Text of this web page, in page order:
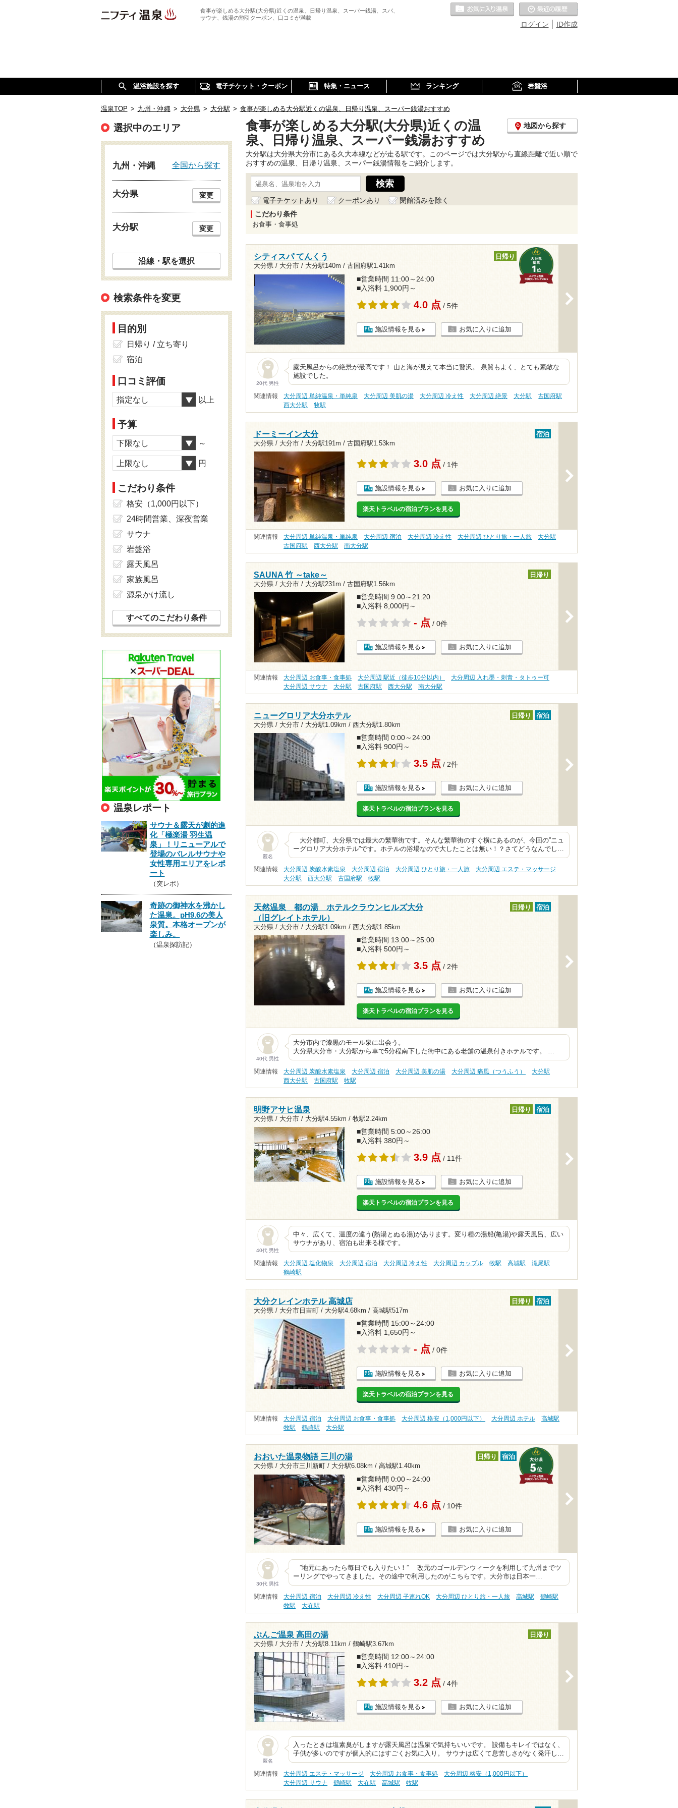
食事が楽しめる大分駅(大分県)近くの温泉、日帰り温泉、スーパー銭湯、スパ、
サウナ、銭湯の割引クーポン、口コミが満載
ID作成
ログイン
お気に入りの温泉
温浴施設を探す 電子チケット・クーポン 特集・ニュース ランキング 岩盤浴
温泉TOP > 九州・沖縄 > 大分県 > 大分駅 > 食事が楽しめる大分駅近くの温泉、日帰り温泉、スーパー銭湯おすすめ
食事が楽しめる大分駅(大分県)近くの温
泉、日帰り温泉、スーパー銭湯おすすめ
地図から探す
大分駅は大分県大分市にある久大本線などが走る駅です。このページでは大分駅から直線距離で近い順で
おすすめの温泉、日帰り温泉、スーパー銭湯情報をご紹介します。
電子チケットあり クーポンあり
閉館済みを除く
こだわり条件
お食事・食事処
シティスパ てんくう
大分県 / 大分市 / 大分駅140m / 古国府駅1.41km
日帰り
■営業時間 11:00～24:00
■入浴料 1,900円～
4.0 点 / 5件
施設情報を見る お気に入りに追加
20代 男性
露天風呂からの絶景が最高です！ 山と海が見えて本当に贅沢。 泉質もよく、とても素敵な
施設でした。
関連情報 大分周辺 単純温泉・単純泉 大分周辺 美肌の湯 大分周辺 冷え性 大分周辺 絶景 大分駅
古国府駅
西大分駅
牧駅
ドーミーイン大分
大分県 / 大分市 / 大分駅191m / 古国府駅1.53km
宿泊
3.0 点 / 1件
施設情報を見る お気に入りに追加
楽天トラベルの宿泊プランを見る
関連情報 大分周辺 単純温泉・単純泉 大分周辺 宿泊 大分周辺 冷え性 大分周辺 ひとり旅・一人旅
大分駅
古国府駅
西大分駅 南大分駅
SAUNA 竹 ～take～
大分県 / 大分市 / 大分駅231m / 古国府駅1.56km
日帰り
■営業時間 9:00～21:20
■入浴料 8,000円～
- 点 / 0件
施設情報を見る お気に入りに追加
関連情報 大分周辺 お食事・食事処 大分周辺 駅近（徒歩10分以内）
大分周辺 入れ墨・刺青・タトゥー可
大分周辺 サウナ
大分駅 古国府駅 西大分駅 南大分駅
ニューグロリア大分ホテル
大分県 / 大分市 / 大分駅1.09km / 西大分駅1.80km
日帰り 宿泊
■営業時間 0:00～24:00
■入浴料 900円～
3.5 点 / 2件
施設情報を見る お気に入りに追加
楽天トラベルの宿泊プランを見る
匿名
大分都町、大分県では最大の繁華街です。そんな繁華街のすぐ横にあるのが、今回の”ニュ
ーグロリア大分ホテル”です。ホテルの浴場なので大したことは無い！？さてどうなんでし…
関連情報 大分周辺 炭酸水素塩泉 大分周辺 宿泊 大分周辺 ひとり旅・一人旅
大分周辺 エステ・マッサージ
大分駅
西大分駅 古国府駅 牧駅
天然温泉 都の湯 ホテルクラウンヒルズ大分
（旧グレイトホテル）
大分県 / 大分市 / 大分駅1.09km / 西大分駅1.85km
日帰り 宿泊
■営業時間 13:00～25:00
■入浴料 500円～
3.5 点 / 2件
施設情報を見る お気に入りに追加
楽天トラベルの宿泊プランを見る
40代 男性
大分市内で漆黒のモール泉に出会う。
大分県大分市・大分駅から車で5分程南下した街中にある老舗の温泉付きホテルです。 …
関連情報 大分周辺 炭酸水素塩泉 大分周辺 宿泊 大分周辺 美肌の湯 大分周辺 痛風（つうふう）
大分駅
西大分駅
古国府駅 牧駅
明野アサヒ温泉
大分県 / 大分市 / 大分駅4.55km / 牧駅2.24km
日帰り 宿泊
■営業時間 5:00～26:00
■入浴料 380円～
3.9 点 / 11件
施設情報を見る お気に入りに追加
楽天トラベルの宿泊プランを見る
40代 男性
中々、広くて、温度の違う(熱湯とぬる湯)があります。変り種の湯船(亀湯)や露天風呂、広い
サウナがあり、宿泊も出来る様です。
関連情報 大分周辺 塩化物泉 大分周辺 宿泊 大分周辺 冷え性 大分周辺 カップル 牧駅 高城駅
滝尾駅
鶴崎駅
大分クレインホテル 高城店
大分県 / 大分市日吉町 / 大分駅4.68km / 高城駅517m
日帰り 宿泊
■営業時間 15:00～24:00
■入浴料 1,650円～
- 点 / 0件
施設情報を見る お気に入りに追加
楽天トラベルの宿泊プランを見る
関連情報 大分周辺 宿泊 大分周辺 お食事・食事処 大分周辺 格安（1,000円以下） 大分周辺 ホテル
高城駅
牧駅
鶴崎駅 大分駅
おおいた温泉物語 三川の湯
大分県 / 大分市三川新町 / 大分駅6.08km / 高城駅1.40km
日帰り 宿泊
■営業時間 0:00～24:00
■入浴料 430円～
4.6 点 / 10件
施設情報を見る お気に入りに追加
30代 男性
”地元にあったら毎日でも入りたい！” 改元のゴールデンウィークを利用して九州までツ
ーリングでやってきました。その途中で利用したのがこちらです。大分市は日本一…
関連情報 大分周辺 宿泊 大分周辺 冷え性 大分周辺 子連れOK 大分周辺 ひとり旅・一人旅 高城駅
鶴崎駅
牧駅
大在駅
ぶんご温泉 高田の湯
大分県 / 大分市 / 大分駅8.11km / 鶴崎駅3.67km
日帰り
■営業時間 12:00～24:00
■入浴料 410円～
3.2 点 / 4件
施設情報を見る お気に入りに追加
匿名
入ったときは塩素臭がしますが露天風呂は温泉で気持ちいいです。 設備もキレイではなく、
子供が多いのですが個人的にはすごくお気に入り。 サウナは広くて息苦しさがなく発汗し…
関連情報 大分周辺 エステ・マッサージ 大分周辺 お食事・食事処
大分周辺 格安（1,000円以下）
大分周辺 サウナ
鶴崎駅 大在駅 高城駅 牧駅
選択中のエリア
九州・沖縄 全国から探す
大分県 変更
大分駅 変更
沿線・駅を選択
検索条件を変更
目的別
日帰り / 立ち寄り
宿泊
口コミ評価
指定なし 以上
予算
下限なし ～
上限なし 円
こだわり条件
格安（1,000円以下）
24時間営業、深夜営業
サウナ
岩盤浴
露天風呂
家族風呂
源泉かけ流し
すべてのこだわり条件
温泉レポート
サウナ＆露天が劇的進
化「極楽湯 羽生温
泉」！リニューアルで
登場のバレルサウナや
女性専用エリアをレポ
ート
（突レポ）
奇跡の御神水を沸かし
た温泉。pH9.6の美人
泉質。本格オープンが
楽しみ。
（温泉探訪記）